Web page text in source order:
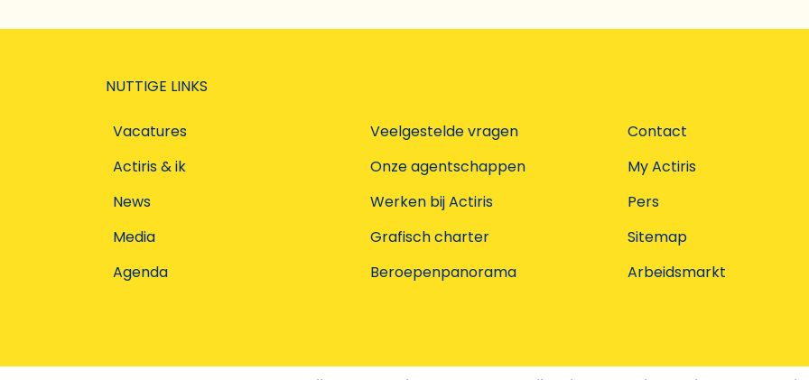
NUTTIGE LINKS
Vacatures
Actiris & ik
News
Media
Agenda
Veelgestelde vragen
Onze agentschappen
Werken bij Actiris
Grafisch charter
Beroepenpanorama
Contact
My Actiris
Pers
Sitemap
Arbeidsmarkt